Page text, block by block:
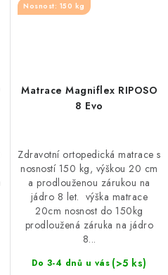
Matrace Magniflex RIPOSO
8 Evo
Nosnost: 150 kg
Do 3-4 dnů u vás (>5 ks)
Zdravotní ortopedická matrace s
nosností 150 kg, výškou 20 cm
a prodlouženou zárukou na
jádro 8 let. výška matrace
20cm nosnost do 150kg
prodloužená záruka na jádro
8...